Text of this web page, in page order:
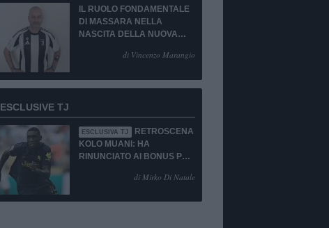
IL RUOLO FONDAMENTALE
DI MASSARA NELLA
NASCITA DELLA NUOVA
di Vincenzo Marangio
ESCLUSIVE TJ
ESCLUSIVA TJ
RETROSCENA
KOLO MUANI: HA
RINUNCIATO AI BONUS PUR
di Mirko Di Natale